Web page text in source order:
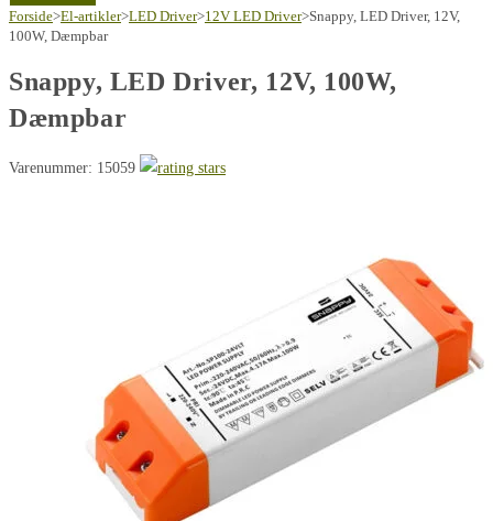
Driver,
12V,
Dæmpbar
antal
Forside>El-artikler>LED Driver>12V LED Driver>Snappy, LED Driver, 12V,
100W, Dæmpbar
Snappy, LED Driver, 12V, 100W,
Dæmpbar
Varenummer: 15059